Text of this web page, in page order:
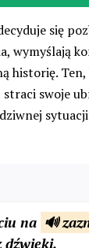
się
wymyślają
historię.
swoje
na 🔊
dźwięki.